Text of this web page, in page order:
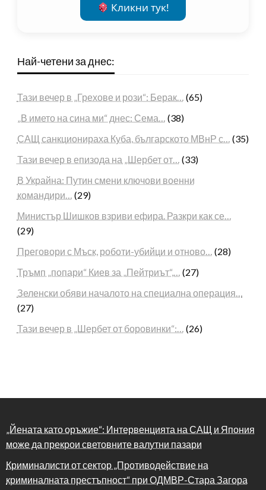
Кликни тук!
Най-четени за днес:
Тази вечер в „Грехове и рози“: Берак… (65)
„В името на сина ми“ днес: Сема… (38)
САЩ санкционираха Куба, българското МВнР с… (35)
Тази вечер в епизода на „Шербет от… (33)
В Украйна: Путин смени ключови военни
командири… (29)
Министър Шишков взриви ефира. Разкри как се…
(29)
Преговори с Мъск, роботи-убийци и отново… (28)
Тръмп „попари“ Киев за „Пейтриът“,… (27)
Зеленски обяви началото на специална операция…
(27)
Тази вечер в „Шербет от боровинки“:… (26)
„Йената като оръжие“: Интервенцията на САЩ и Япония
може да прекрои световните валутни пазари
Криминалисти от сектор „Противодействие на
криминалната престъпност“ при ОДМВР-Стара Загора